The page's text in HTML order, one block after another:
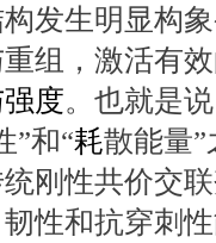
发生明显构
组，激活有
度。也就是
”和“耗散能量”
刚性共价交
性和抗穿刺